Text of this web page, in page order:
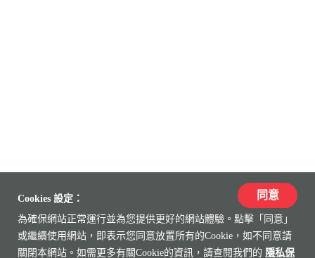
Cookies 設定：
為確保網站正常運行並為您提供更好的網站體驗。點擊「同意」
或繼續使用網站，即表示您同意放置所有的Cookie，如不同意請
關閉本網站。如需更多有關Cookie的資訊，請查閱我們的 隱私保
同意